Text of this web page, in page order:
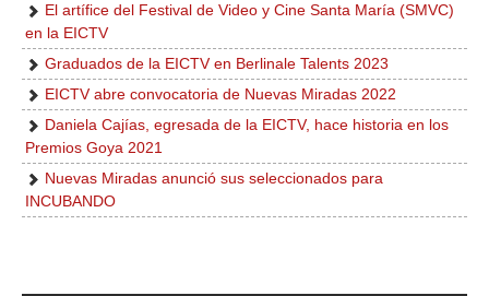
El artífice del Festival de Video y Cine Santa María (SMVC)
en la EICTV
Graduados de la EICTV en Berlinale Talents 2023
EICTV abre convocatoria de Nuevas Miradas 2022
Daniela Cajías, egresada de la EICTV, hace historia en los
Premios Goya 2021
Nuevas Miradas anunció sus seleccionados para
INCUBANDO